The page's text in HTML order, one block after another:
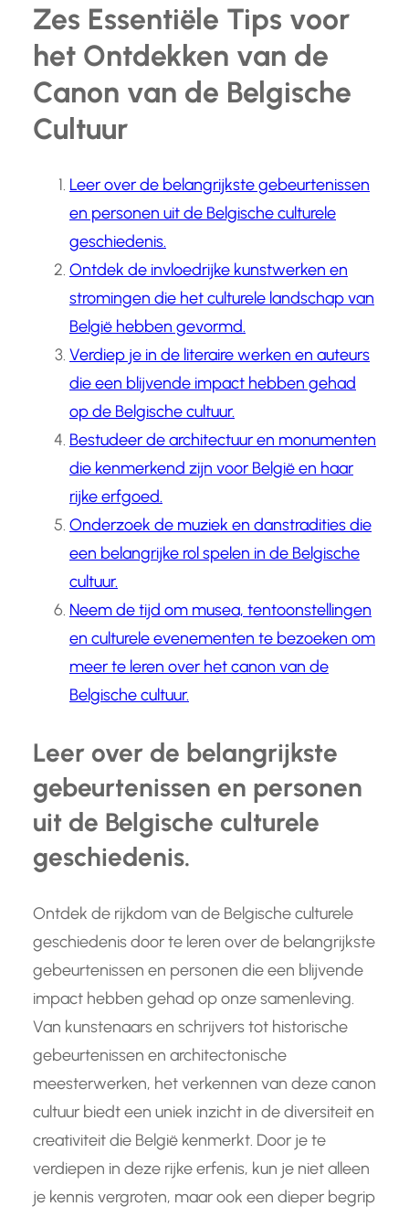
Zes Essentiële Tips voor
het Ontdekken van de
Canon van de Belgische
Cultuur
Leer over de belangrijkste gebeurtenissen
en personen uit de Belgische culturele
geschiedenis.
Ontdek de invloedrijke kunstwerken en
stromingen die het culturele landschap van
België hebben gevormd.
Verdiep je in de literaire werken en auteurs
die een blijvende impact hebben gehad
op de Belgische cultuur.
Bestudeer de architectuur en monumenten
die kenmerkend zijn voor België en haar
rijke erfgoed.
Onderzoek de muziek en danstradities die
een belangrijke rol spelen in de Belgische
cultuur.
Neem de tijd om musea, tentoonstellingen
en culturele evenementen te bezoeken om
meer te leren over het canon van de
Belgische cultuur.
Leer over de belangrijkste
gebeurtenissen en personen
uit de Belgische culturele
geschiedenis.
Ontdek de rijkdom van de Belgische culturele
geschiedenis door te leren over de belangrijkste
gebeurtenissen en personen die een blijvende
impact hebben gehad op onze samenleving.
Van kunstenaars en schrijvers tot historische
gebeurtenissen en architectonische
meesterwerken, het verkennen van deze canon
cultuur biedt een uniek inzicht in de diversiteit en
creativiteit die België kenmerkt. Door je te
verdiepen in deze rijke erfenis, kun je niet alleen
je kennis vergroten, maar ook een dieper begrip